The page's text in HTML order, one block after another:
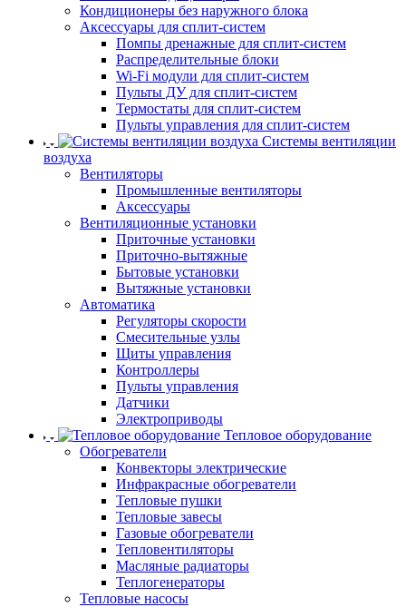
Кондиционеры без наружного блока
Аксессуары для сплит-систем
Помпы дренажные для сплит-систем
Распределительные блоки
Wi-Fi модули для сплит-систем
Пульты ДУ для сплит-систем
Термостаты для сплит-систем
Пульты управления для сплит-систем
Системы вентиляции
воздуха
Вентиляторы
Промышленные вентиляторы
Аксессуары
Вентиляционные установки
Приточные установки
Приточно-вытяжные
Бытовые установки
Вытяжные установки
Автоматика
Регуляторы скорости
Смесительные узлы
Щиты управления
Контроллеры
Пульты управления
Датчики
Электроприводы
Тепловое оборудование
Обогреватели
Конвекторы электрические
Инфракрасные обогреватели
Тепловые пушки
Тепловые завесы
Газовые обогреватели
Тепловентиляторы
Масляные радиаторы
Теплогенераторы
Тепловые насосы